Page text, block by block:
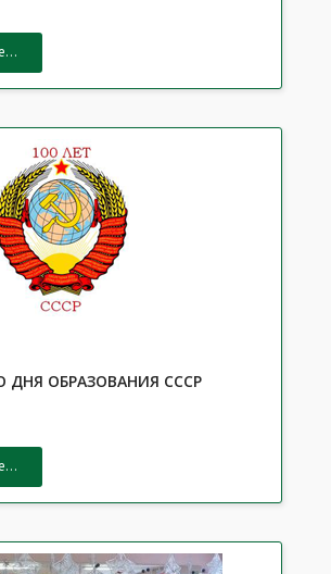
ДНЯ ОБРАЗОВАНИЯ СССР